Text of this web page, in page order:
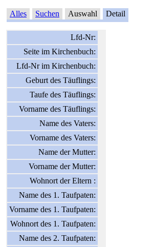
Alles Suchen Auswahl Detail
Lfd-Nr:
Seite im Kirchenbuch:
Lfd-Nr im Kirchenbuch:
Geburt des Täuflings:
Taufe des Täuflings:
Vorname des Täuflings:
Name des Vaters:
Vorname des Vaters:
Name der Mutter:
Vorname der Mutter:
Wohnort der Eltern :
Name des 1. Taufpaten:
Vorname des 1. Taufpaten:
Wohnort des 1. Taufpaten:
Name des 2. Taufpaten: